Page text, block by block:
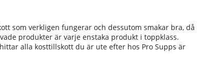
som verkligen fungerar och dessutom smakar bra, då
produkter är varje enstaka produkt i toppklass.
alla kosttillskott du är ute efter hos Pro Supps är